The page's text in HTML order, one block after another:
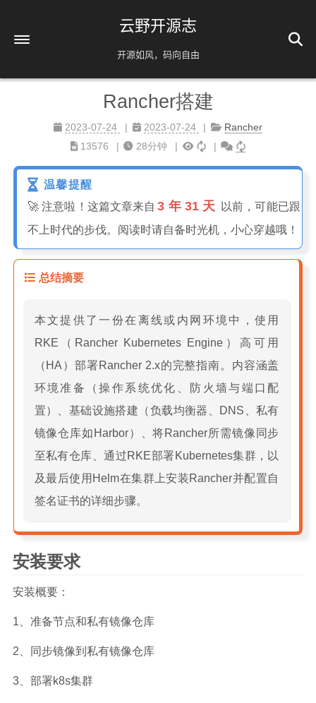
云野开源志
开源如风，码向自由
解忧杂货铺
友情链接
AI相关
脚本分享
镜像源速配
分类
Rancher搭建
2023-07-24 2023-07-24
Rancher
13576
28分钟
温馨提醒
🚀 注意啦！这篇文章来自 3 年 31 天
以前，可能已跟
不上时代的步伐。阅读时请自备时光机，小心穿越哦！
总结摘要
本文提供了一份在离线或内网环境中，使用
RKE（Rancher Kubernetes Engine）高可用
（HA）部署Rancher 2.x的完整指南。内容涵盖
环境准备（操作系统优化、防火墙与端口配
置）、基础设施搭建（负载均衡器、DNS、私有
镜像仓库如Harbor）、将Rancher所需镜像同步
至私有仓库、通过RKE部署Kubernetes集群，以
及最后使用Helm在集群上安装Rancher并配置自
签名证书的详细步骤。
安装要求
安装概要：
1、准备节点和私有镜像仓库
2、同步镜像到私有镜像仓库
3、部署k8s集群